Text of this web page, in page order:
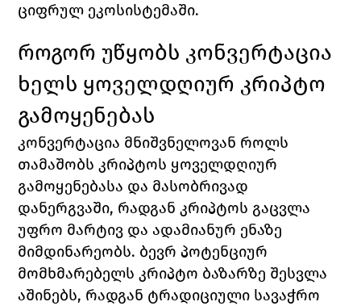
ციფრულ ეკოსისტემაში.
როგორ უწყობს კონვერტაცია
ხელს ყოველდღიურ კრიპტო
გამოყენებას
კონვერტაცია მნიშვნელოვან როლს
თამაშობს კრიპტოს ყოველდღიურ
გამოყენებასა და მასობრივად
დანერგვაში, რადგან კრიპტოს გაცვლა
უფრო მარტივ და ადამიანურ ენაზე
მიმდინარეობს. ბევრ პოტენციურ
მომხმარებელს კრიპტო ბაზარზე შესვლა
აშინებს, რადგან ტრადიციული სავაჭრო